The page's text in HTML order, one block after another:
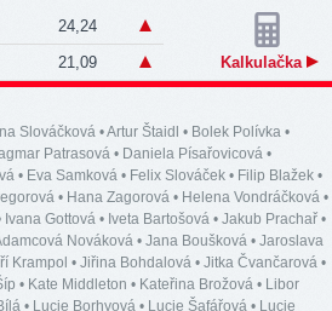
24,24
21,09 Kalkulačka
Slováčková •Artur Štaidl • Bolek Polívka •
Patrasová • Daniela Písařovicová •
• Eva Samková • Felix Slováček • Filip Blažek •
• Hana Zagorová • Helena Vondráčková •
Ivana Gottová • Iveta Bartošová • Jakub Prachař •
Nováková • Jana Boušková • Jaroslava
Krampol • Jiřina Bohdalová • Jitka Čvančarová •
• Kate Middleton • Kateřina Brožová • Libor
• Lucie Borhyová • Lucie Šafářová • Lucie